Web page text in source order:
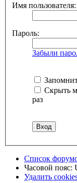
Имя пользователя:
Пароль:
Забыли
Скрыть
раз
Список
Часовой пояс:
Удалить